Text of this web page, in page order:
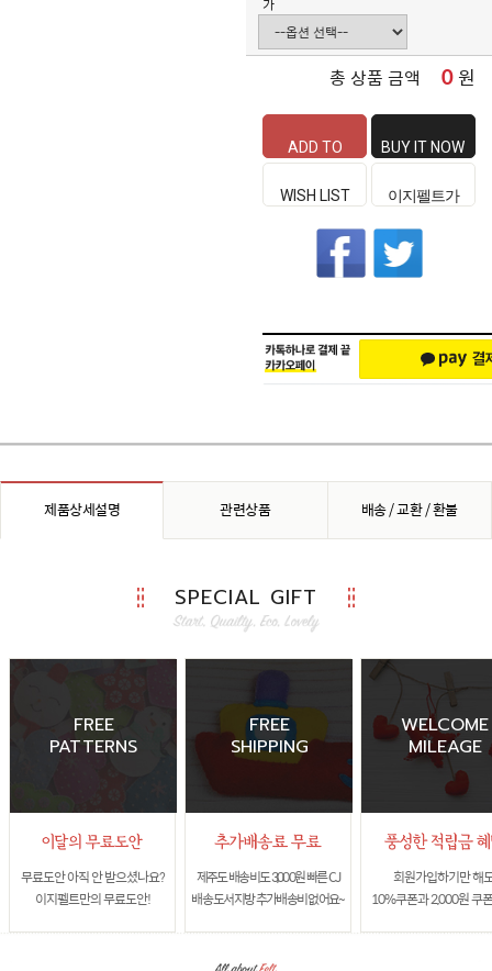
가
총 상품 금액 0원
ADD TO
CART
BUY IT NOW
WISH LIST 이지펠트가
좋은 이유
제품상세설명 관련상품 배송 / 교환 / 환불
SPECIAL GIFT
FREE
PATTERNS
무료도안 아직 안 받으셨나요?
이지펠트만의 무료도안!
FREE
SHIPPING
제주도 배송비도 3,000원 빠른 CJ
배송 도서지방 추가배송비 없어요~
WELCOME
MILEAGE
회원가입하기만 해
10%쿠폰과 2,000원 쿠